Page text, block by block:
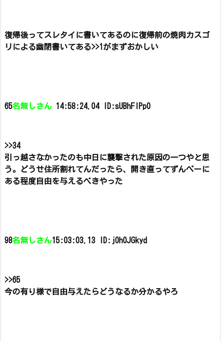
復帰後ってスレタイに書いてあるのに復帰前の焼肉カスゴ
リによる幽閉書いてある>>1がまずおかしい
65名無しさん 14:58:24.04 ID:sUBhFlPp0
>>34
引っ越さなかったのも中日に襲撃された原因の一つやと思
う。
どうせ住所割れてんだったら、開き直ってずんぺーに
ある程度自由を与えるべきやった
98名無しさん15:03:03.13 ID:j0h0JGkyd
>>65
今の有り様で自由与えたらどうなるか分かるやろ